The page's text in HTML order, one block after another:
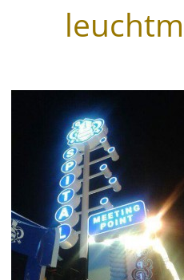
Wegeleitsysteme
Digitaldruck & Großformat
Fahrzeugbeschriftungen
Glasveredelung
Werbegrafik & Drucksachen
Vergoldungen